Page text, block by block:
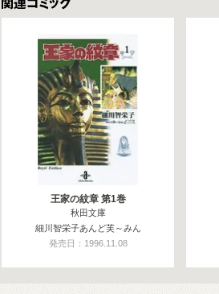
関連コミックス
王家の紋章 第1巻
秋田文庫
細川智栄子あんど芙～みん
発売日：1996.11.08